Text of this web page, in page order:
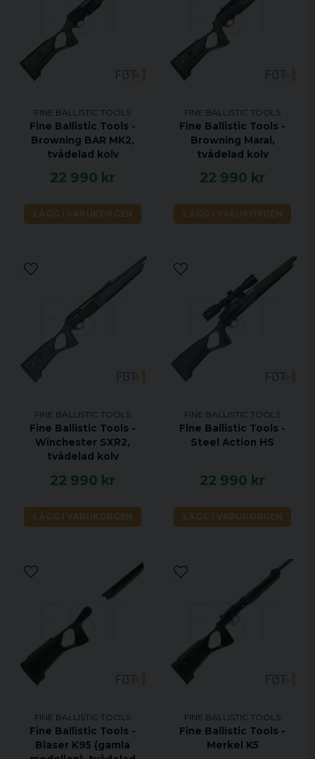
FINE BALLISTIC TOOLS
Fine Ballistic Tools -
Browning BAR MK2,
tvådelad kolv
22 990 kr
LÄGG I VARUKORGEN
FINE BALLISTIC TOOLS
Fine Ballistic Tools -
Browning Maral,
tvådelad kolv
22 990 kr
LÄGG I VARUKORGEN
FINE BALLISTIC TOOLS
Fine Ballistic Tools -
Winchester SXR2,
tvådelad kolv
22 990 kr
LÄGG I VARUKORGEN
FINE BALLISTIC TOOLS
Fine Ballistic Tools -
Steel Action HS
22 990 kr
LÄGG I VARUKORGEN
FINE BALLISTIC TOOLS
Fine Ballistic Tools -
Blaser K95 (gamla
FINE BALLISTIC TOOLS
Fine Ballistic Tools -
Merkel K5